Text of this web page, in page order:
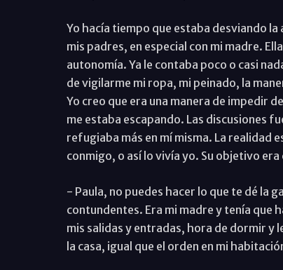
Yo hacía tiempo que estaba desviando
mis padres, en especial con mi madre.
autonomía. Ya le contaba poco o casi
de vigilarme mi ropa, mi peinado, la
Yo creo que era una manera de impedir
me estaba escapando. Las discusiones
refugiaba más en mí misma. La realidad
conmigo, o así lo vivía yo. Su objetivo
- Paula, no puedes hacer lo que te dé la
contundentes. Era mi madre y tenía que
mis salidas y entradas, hora de dormir y
la casa, igual que el orden en mi